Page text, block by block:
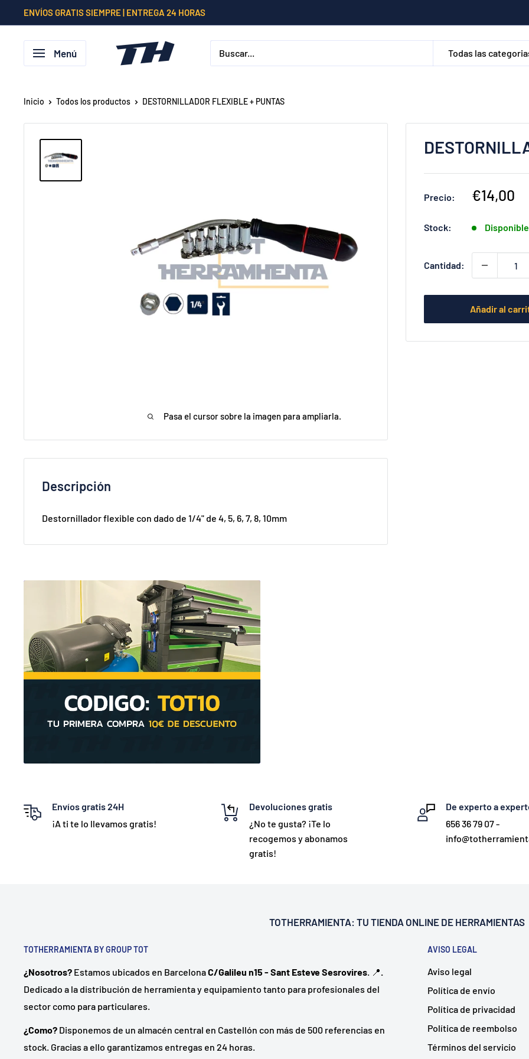
directamente
contenido
ENVÍOS GRATIS SIEMPRE | ENTREGA 24 HORAS
Menú Todas las
Inicio Todos los productos DESTORNILLADOR FLEXIBLE + PUNTAS
Pasa el cursor sobre la imagen para ampliarla.
Precio:
Precio
venta
€14,00
Stock: Disponible
Cantidad:
Añadir al
Descripción
Destornillador flexible con dado de 1/4" de 4, 5, 6, 7, 8, 10mm
Envíos gratis 24H
¡A ti te lo llevamos gratis!
Devoluciones gratis
¿No te gusta? ¡Te lo
recogemos y abonamos
gratis!
De experto a
656 36 79 07 -
TOTHERRAMIENTA: TU TIENDA ONLINE DE HERRAMIENTAS
TOTHERRAMIENTA BY GROUP TOT
¿Nosotros? Estamos ubicados en BarcelonaC/Galileu n15 - Sant Esteve Sesrovires. 📍.
Dedicado a la distribución de herramienta y equipamiento tanto para profesionales del
sector como para particulares.
¿Como? Disponemos de un almacén central en Castellón con más de 500 referencias en
stock. Gracias a ello garantizamos entregas en 24 horas.
AVISO LEGAL
Aviso legal
Política de envío
Política de privacidad
Política de reembolso
Términos del servicio